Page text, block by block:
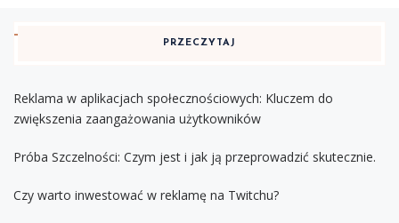
PRZECZYTAJ
Reklama w aplikacjach społecznościowych: Kluczem do
zwiększenia zaangażowania użytkowników
Próba Szczelności: Czym jest i jak ją przeprowadzić skutecznie.
Czy warto inwestować w reklamę na Twitchu?